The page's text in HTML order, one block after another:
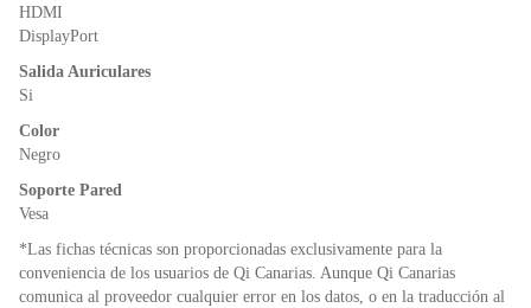
HDMI
DisplayPort
Salida Auriculares
Si
Color
Negro
Soporte Pared
Vesa
*Las fichas técnicas son proporcionadas exclusivamente para la
conveniencia de los usuarios de Qi Canarias. Aunque Qi Canarias
comunica al proveedor cualquier error en los datos, o en la traducción al